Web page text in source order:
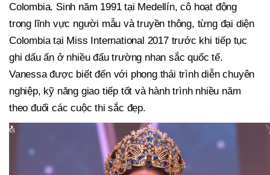
Colombia. Sinh năm 1991 tại Medellín, cô hoạt động
trong lĩnh vực người mẫu và truyền thông, từng đại diện
Colombia tại Miss International 2017 trước khi tiếp tục
ghi dấu ấn ở nhiều đấu trường nhan sắc quốc tế.
Vanessa được biết đến với phong thái trình diễn chuyên
nghiệp, kỹ năng giao tiếp tốt và hành trình nhiều năm
theo đuổi các cuộc thi sắc đẹp.